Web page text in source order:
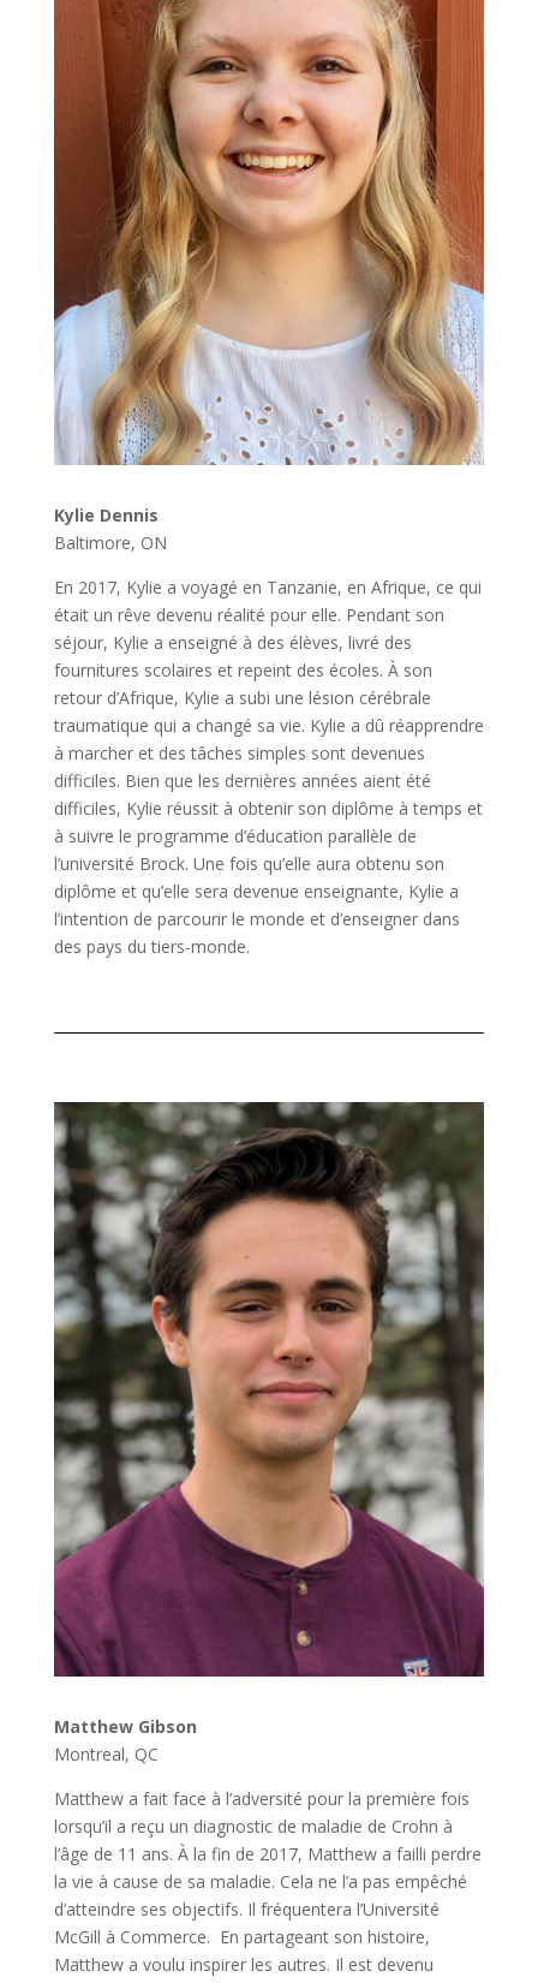
Kylie Dennis
Baltimore, ON
En 2017, Kylie a voyagé en Tanzanie, en Afrique, ce qui
était un rêve devenu réalité pour elle. Pendant son
séjour, Kylie a enseigné à des élèves, livré des
fournitures scolaires et repeint des écoles. À son
retour d’Afrique, Kylie a subi une lésion cérébrale
traumatique qui a changé sa vie. Kylie a dû réapprendre
à marcher et des tâches simples sont devenues
difficiles. Bien que les dernières années aient été
difficiles, Kylie réussit à obtenir son diplôme à temps et
à suivre le programme d’éducation parallèle de
l’université Brock. Une fois qu’elle aura obtenu son
diplôme et qu’elle sera devenue enseignante, Kylie a
l’intention de parcourir le monde et d’enseigner dans
des pays du tiers-monde.
Matthew Gibson
Montreal, QC
Matthew a fait face à l’adversité pour la première fois
lorsqu’il a reçu un diagnostic de maladie de Crohn à
l’âge de 11 ans. À la fin de 2017, Matthew a failli perdre
la vie à cause de sa maladie. Cela ne l’a pas empêché
d’atteindre ses objectifs. Il fréquentera l’Université
McGill à Commerce. En partageant son histoire,
Matthew a voulu inspirer les autres. Il est devenu